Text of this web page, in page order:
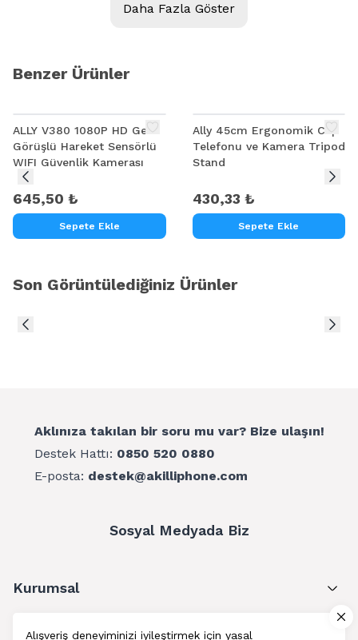
Alışveriş deneyiminizi iyileştirmek için yasal
Dahili telefon tutucu başlığa sahiptir.
uyumludur.
Çekim ışığı, kamera gibi cihazlar için ideal bir tripod
olmanın yanı sıra dayanıklılığıyla da ön plana
çıkmaktadır.
Alüminyum alaşım tasarıma sahiptir ve uzun
ömürlüdür.
yanınızda götürebilirsiniz.
olanak sunar
Daha Fazla Göster
Benzer Ürünler
ALLY V380 1080P HD Gece
Görüşlü Hareket Sensörlü
WIFI Güvenlik Kamerası
645,50 ₺
Sepete Ekle
Ally 45cm Ergonomik Cep
Telefonu ve Kamera Tripod
Stand
430,33 ₺
Sepete Ekle
Son Görüntülediğiniz Ürünler
Aklınıza takılan bir soru mu var? Bize ulaşın!
Destek Hattı: 0850 520 0880
E-posta: destek@akilliphone.com
Sosyal Medyada Biz
Kurumsal
Müşteri Hizmetleri